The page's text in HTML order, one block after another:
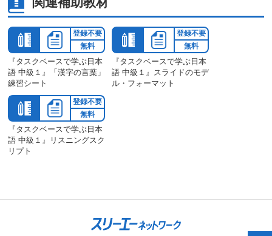
『タスクベースで学ぶ日本
語 中級１』「漢字の言葉」
練習シート
登録不要
無料
『タスクベースで学ぶ日本
語 中級１』スライドのモデ
ル・フォーマット
登録不要
無料
『タスクベースで学ぶ日本
語 中級１』リスニングスク
リプト
登録不要
無料